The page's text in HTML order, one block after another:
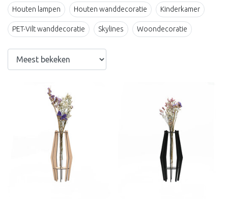
Houten lampen Houten wanddecoratie Kinderkamer
PET-Vilt wanddecoratie Skylines Woondecoratie